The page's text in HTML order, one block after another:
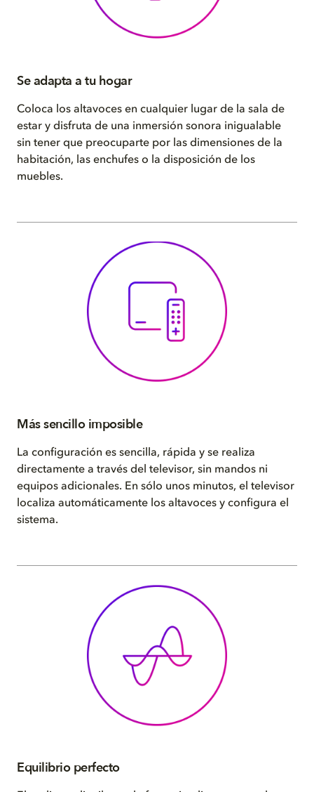
Se adapta a tu hogar
Coloca los altavoces en cualquier lugar de la sala de
estar y disfruta de una inmersión sonora inigualable
sin tener que preocuparte por las dimensiones de la
habitación, las enchufes o la disposición de los
muebles.
Más sencillo imposible
La configuración es sencilla, rápida y se realiza
directamente a través del televisor, sin mandos ni
equipos adicionales. En sólo unos minutos, el televisor
localiza automáticamente los altavoces y configura el
sistema.
Equilibrio perfecto